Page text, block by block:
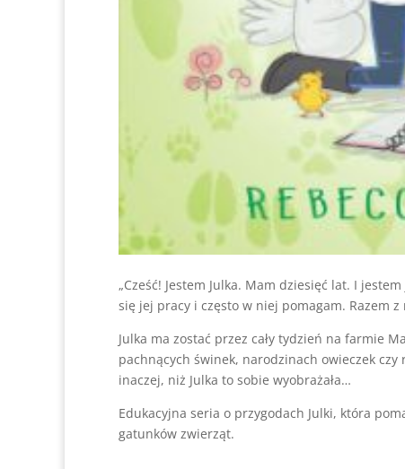
„Cześć! Jestem Julka. Mam dziesięć lat. I
się jej pracy i często w niej pomagam. Razem
Julka ma zostać przez cały tydzień na farmie
pachnących świnek, narodzinach owieczek
inaczej, niż Julka to sobie wyobrażała…
Edukacyjna seria o przygodach Julki, która
gatunków zwierząt.